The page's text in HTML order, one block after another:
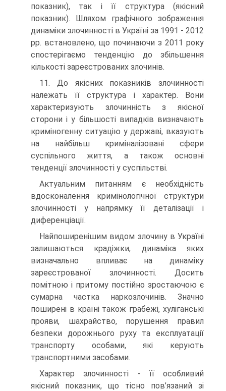
показник), так і її структура (якісний
показник). Шляхом графічного зображення
динаміки злочинності в Україні за 1991 - 2012
рр. встановлено, що починаючи з 2011 року
спостерігаємо тенденцію до збільшення
кількості зареєстрованих злочинів.
11. До якісних показників злочинності
належать її структура і характер. Вони
характеризують злочинність з якісної
сторони і у більшості випадків визначають
криміногенну ситуацію у державі, вказують
на найбільш криміналізовані сфери
суспільного життя, а також основні
тенденції злочинності у суспільстві.
Актуальним питанням є необхідність
вдосконалення кримінологічної структури
злочинності у напрямку її деталізації і
диференціації.
Найпоширенішим видом злочину в Україні
залишаються крадіжки, динаміка яких
визначально впливає на динаміку
зареєстрованої злочинності. Досить
помітною і притому постійно зростаючою є
сумарна частка наркозлочинів. Значно
поширені в країні також грабежі, хуліганські
прояви, шахрайство, порушення правил
безпеки дорожнього руху та експлуатації
транспорту особами, які керують
транспортними засобами.
Характер злочинності - її особливий
якісний показник, що тісно пов’язаний зі